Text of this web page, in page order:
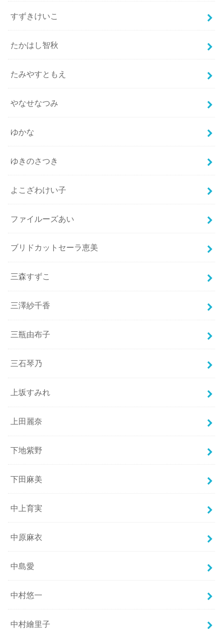
すずきけいこ
たかはし智秋
たみやすともえ
やなせなつみ
ゆかな
ゆきのさつき
よこざわけい子
ファイルーズあい
ブリドカットセーラ恵美
三森すずこ
三澤紗千香
三瓶由布子
三石琴乃
上坂すみれ
上田麗奈
下地紫野
下田麻美
中上育実
中原麻衣
中島愛
中村悠一
中村繪里子